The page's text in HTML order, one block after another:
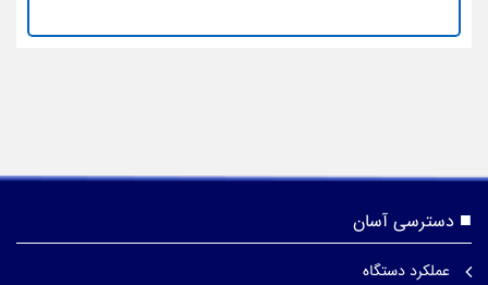
دسترسی آسان
عملکرد دستگاه